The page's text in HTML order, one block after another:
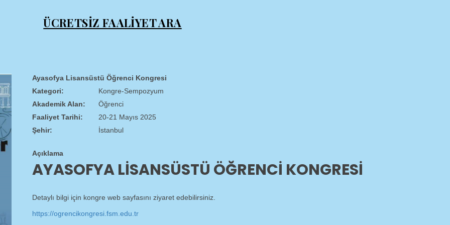
ÜCRETSİZ FAALİYET ARA
Ayasofya Lisansüstü Öğrenci Kongresi
Kategori:
Kongre-Sempozyum
Akademik Alan:
Öğrenci
Faaliyet Tarihi:
20-21 Mayıs 2025
Şehir:
İstanbul
Açıklama
AYASOFYA LISANSÜSTÜ ÖĞRENCI KONGRESI
Detaylı bilgi için kongre web sayfasını ziyaret edebilirsiniz.
https://ogrencikongresi.fsm.edu.tr